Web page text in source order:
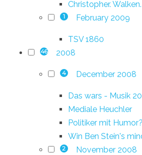
Christopher. Walken.
1 February 2009
TSV 1860
46 2008
4 December 2008
Das wars - Musik
Mediale Heuchler
Politiker mit Humor?
Win Ben Stein's
2 November 2008